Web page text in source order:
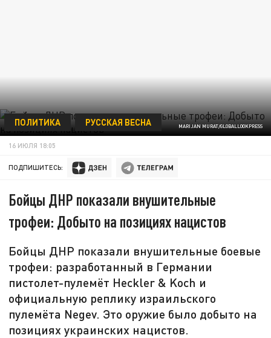
MARIJAN MURAT/GLOBALLOOKPRESS
ПОЛИТИКА РУССКАЯ ВЕСНА
16 ИЮЛЯ 18:05
ПОДПИШИТЕСЬ:
Бойцы ДНР показали внушительные
трофеи: Добыто на позициях нацистов
Бойцы ДНР показали внушительные боевые
трофеи: разработанный в Германии
пистолет-пулемёт Heckler & Koch и
официальную реплику израильского
пулемёта Negev. Это оружие было добыто на
позициях украинских нацистов.